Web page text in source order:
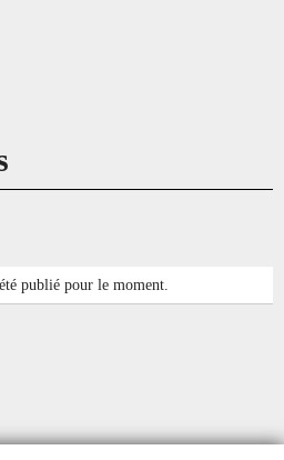
publié pour le moment.